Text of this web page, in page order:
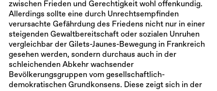
zwischen Frieden und Gerechtigkeit wohl offenkundig.
Allerdings sollte eine durch Unrechtsempfinden
verursachte Gefährdung des Friedens nicht nur in einer
steigenden Gewaltbereitschaft oder sozialen Unruhen
vergleichbar der Gilets-Jaunes-Bewegung in Frankreich
gesehen werden, sondern durchaus auch in der
schleichenden Abkehr wachsender
Bevölkerungsgruppen vom gesellschaftlich-
demokratischen Grundkonsens. Diese zeigt sich in der